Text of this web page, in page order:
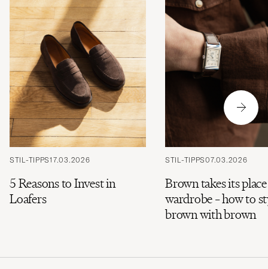
STIL-TIPPS17.03.2026
5 Reasons to Invest in
Loafers
STIL-TIPPS07.03.2026
Brown takes its
wardrobe – how to
brown with brown